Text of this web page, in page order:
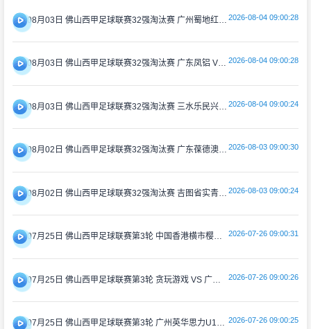
2026-08-04 09:00:28
08月03日 佛山西甲足球联赛32强淘汰赛 广东凤铝 VS 湛江八部科技 全场录像 2026-08-04 09:00:28
2026-08-04 09:00:24
08月02日 佛山西甲足球联赛32强淘汰赛 广东葆德澳美 VS 白坭兴龙 全场录像 2026-08-03 09:00:30
2026-08-03 09:00:24
07月25日 佛山西甲足球联赛第3轮 中国香港横市樱花 VS 吉图省实青年 全场录像 2026-07-26 09:00:31
2026-07-26 09:00:26
07月25日 佛山西甲足球联赛第3轮 广州英华思力U17 VS 三水强鸿轩青年 全场录像 2026-07-26 09:00:25